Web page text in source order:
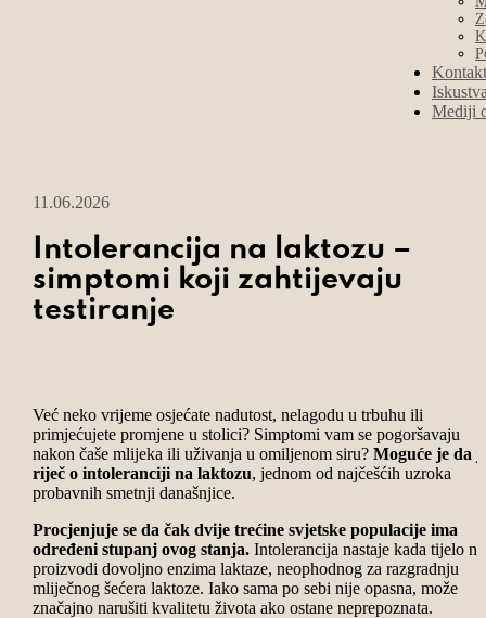
Kontakt
Mediji
11.06.2026
Intolerancija na laktozu –
simptomi koji zahtijevaju
testiranje
Već neko vrijeme osjećate nadutost, nelagodu u trbuhu ili
primjećujete promjene u stolici? Simptomi vam se pogoršavaju
nakon čaše mlijeka ili uživanja u omiljenom siru? Moguće je da
riječ o intoleranciji na laktozu, jednom od najčešćih uzroka
probavnih smetnji današnjice.
Procjenjuje se da čak dvije trećine svjetske populacije ima
određeni stupanj ovog stanja.Intolerancija nastaje kada tijelo ne
proizvodi dovoljno enzima laktaze, neophodnog za razgradnju
mliječnog šećera laktoze. Iako sama po sebi nije opasna, može
značajno narušiti kvalitetu života ako ostane neprepoznata.